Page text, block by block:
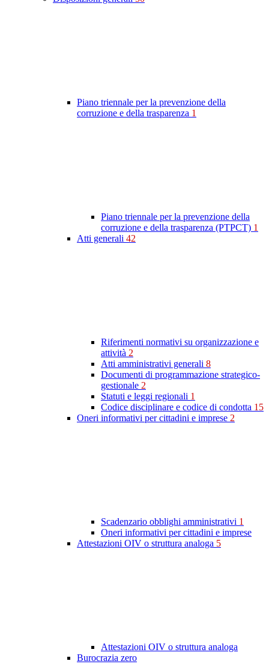
Piano triennale per la prevenzione della
corruzione e della trasparenza 1
Piano triennale per la prevenzione della
corruzione e della trasparenza (PTPCT) 1
Atti generali 42
Riferimenti normativi su organizzazione e
attività 2
Atti amministrativi generali 8
Documenti di programmazione strategico-
gestionale 2
Statuti e leggi regionali 1
Codice disciplinare e codice di condotta 15
Oneri informativi per cittadini e imprese 2
Scadenzario obblighi amministrativi 1
Oneri informativi per cittadini e imprese
Attestazioni OIV o struttura analoga 5
Attestazioni OIV o struttura analoga
Burocrazia zero